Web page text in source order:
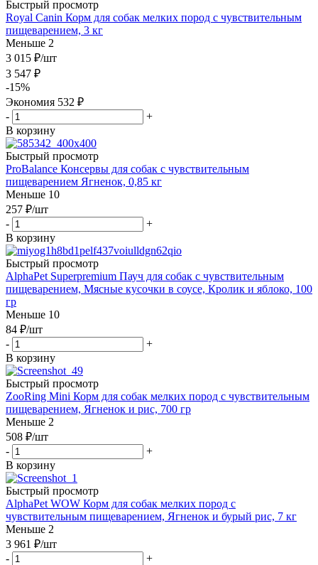
Быстрый просмотр
Royal Canin Корм для собак мелких пород с чувствительным
пищеварением, 3 кг
Меньше 2
3 015 ₽/шт
3 547 ₽
-15%
Экономия 532 ₽
-
+
В корзину
Быстрый просмотр
ProBalance Консервы для собак с чувствительным
пищеварением Ягненок, 0,85 кг
Меньше 10
257 ₽/шт
-
+
В корзину
Быстрый просмотр
AlphaPet Superpremium Пауч для собак с чувствительным
пищеварением, Мясные кусочки в соусе, Кролик и яблоко, 100
гр
Меньше 10
84 ₽/шт
-
+
В корзину
Быстрый просмотр
ZooRing Mini Корм для собак мелких пород с чувствительным
пищеварением, Ягненок и рис, 700 гр
Меньше 2
508 ₽/шт
-
+
В корзину
Быстрый просмотр
AlphaPet WOW Корм для собак мелких пород с
чувствительным пищеварением, Ягненок и бурый рис, 7 кг
Меньше 2
3 961 ₽/шт
-
+